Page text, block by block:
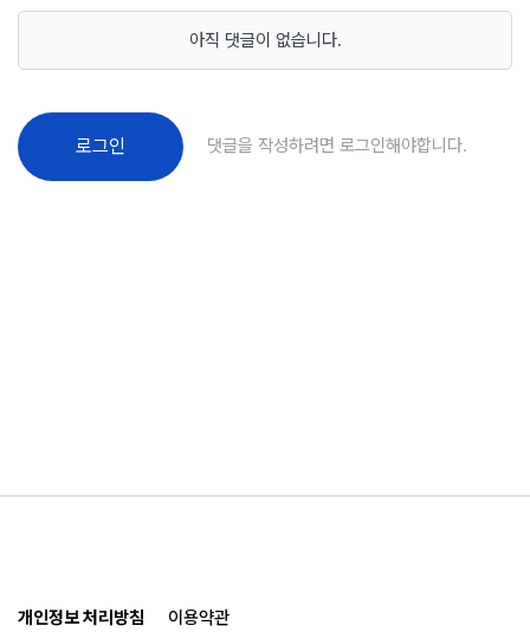
아직 댓글이 없습니다.
로그인 댓글을 작성하려면 로그인해야합니다.
개인정보 처리방침 이용약관